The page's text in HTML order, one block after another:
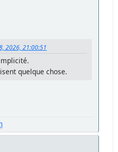
2026, 21:00:51
quelque chose.